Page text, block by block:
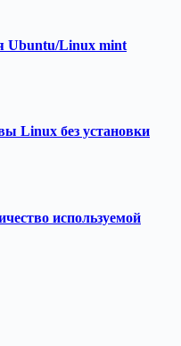
Ubuntu/Linux mint
Linux без установки
используемой